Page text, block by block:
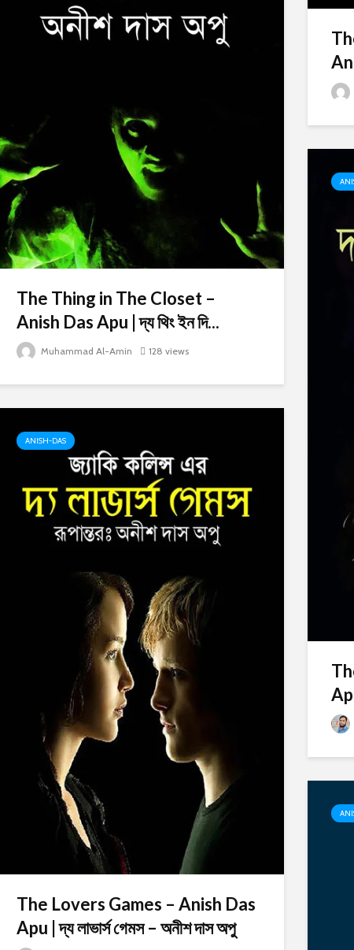
The Thing in The Closet –
Anish Das Apu | দ্য থিং ইন দি...
Muhammad Al-Amin 128 views
ANISH-DAS
The Lovers Games – Anish Das
Apu | দ্য লাভার্স গেমস – অনীশ দাস অপু